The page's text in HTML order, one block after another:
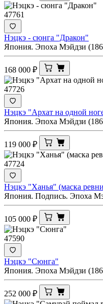
47761
Нэцкэ - сюнга "Дракон"
Япония. Эпоха Мэйдзи
168 000 ₽
47726
Нэцкэ "Архат на одной
Япония. Эпоха Мэйдзи
119 000 ₽
47724
Нэцкэ "Ханья" (маска
Япония. Подпись. Эпоха
105 000 ₽
47590
Нэцкэ "Сюнга"
Япония. Эпоха Мэйдзи
252 000 ₽